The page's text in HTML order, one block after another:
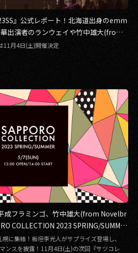
』公式レポート！北海道出身のemm
出演者のランウェイや竹中雄大(from
テージ写真を公開！
11月4日(土)開催決定
成フラミンゴ、竹中雄大(from Novelbr
COLLECTION 2023 SPRING/SUMME
開
に集結！板垣李光人がサプライズ登場し、
ンスを披露！11月4日(土)の次回『サツコレ